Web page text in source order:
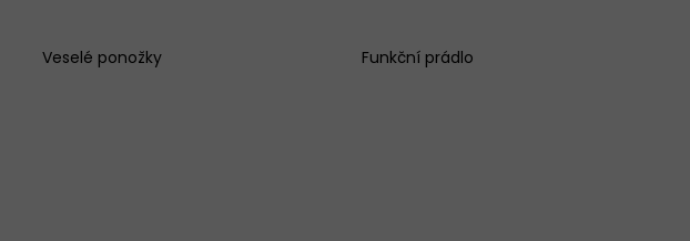
Veselé ponožky Funkční prádlo